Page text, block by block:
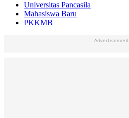
Universitas Pancasila
Mahasiswa Baru
PKKMB
Advertisement